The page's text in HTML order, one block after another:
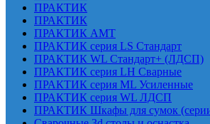
ПРАКТИК
ПРАКТИК
ПРАКТИК AMT
ПРАКТИК cерия LS Стандарт
ПРАКТИК WL Стандарт+ (ЛДСП)
ПРАКТИК серия LH Сварные
ПРАКТИК серия ML Усиленные
ПРАКТИК серия WL ЛДСП
ПРАКТИК Шкафы для сумок